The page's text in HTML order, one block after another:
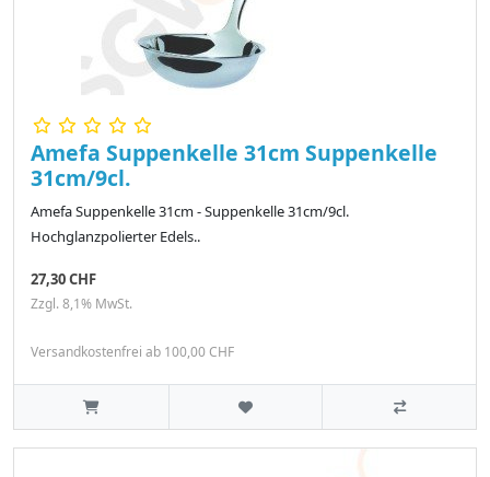
Amefa Suppenkelle 31cm Suppenkelle
31cm/9cl.
Amefa Suppenkelle 31cm - Suppenkelle 31cm/9cl.
Hochglanzpolierter Edels..
27,30 CHF
Zzgl. 8,1% MwSt.
Versandkostenfrei ab 100,00 CHF